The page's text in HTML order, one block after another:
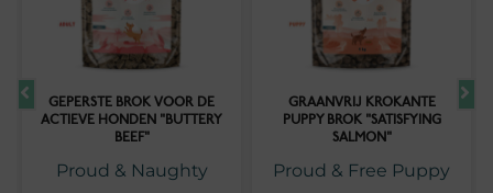
GEPERSTE BROK VOOR DE
ACTIEVE HONDEN "BUTTERY
BEEF"
Proud & Naughty
GRAANVRIJ KROKANTE
PUPPY BROK "SATISFYING
SALMON"
Proud & Free Puppy